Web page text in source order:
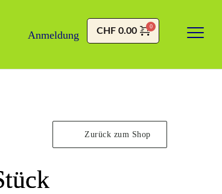
Anmeldung CHF 0.00
Zurück zum Shop